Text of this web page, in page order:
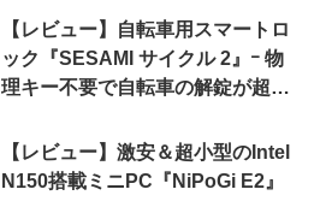
【レビュー】自転車用スマートロ
ック『SESAMI サイクル 2』ｰ 物
理キー不要で自転車の解錠が超簡
【レビュー】激安＆超小型のIntel
N150搭載ミニPC『NiPoGi E2』